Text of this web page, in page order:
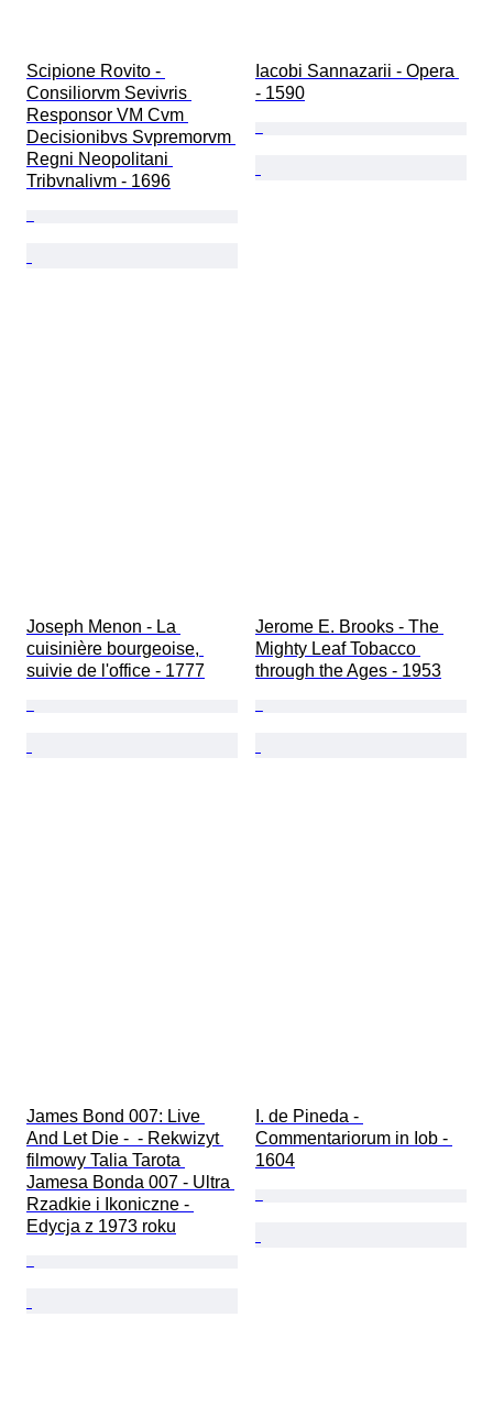
Scipione Rovito -
Consiliorvm Sevivris
Responsor VM Cvm
Decisionibvs Svpremorvm
Regni Neopolitani
Tribvnalivm - 1696
Iacobi Sannazarii - Opera
- 1590
Joseph Menon - La
cuisinière bourgeoise,
suivie de l'office - 1777
Jerome E. Brooks - The
Mighty Leaf Tobacco
through the Ages - 1953
James Bond 007: Live
And Let Die -  - Rekwizyt
filmowy Talia Tarota
Jamesa Bonda 007 - Ultra
Rzadkie i Ikoniczne -
Edycja z 1973 roku
I. de Pineda -
Commentariorum in Iob -
1604